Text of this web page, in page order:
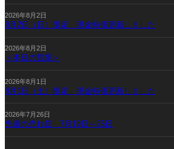
2026年8月2日
8月2日（日）限定 現金特価更新しました
2026年8月2日
＜本日の営業＞
2026年8月1日
8月1日（土）限定 現金特価更新しました
2026年7月26日
先週の売れ筋 7月19日～25日